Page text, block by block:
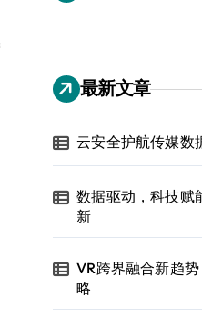
最新文章
云安全护航传媒数
数据驱动，科技赋
新
VR跨界融合新趋
略